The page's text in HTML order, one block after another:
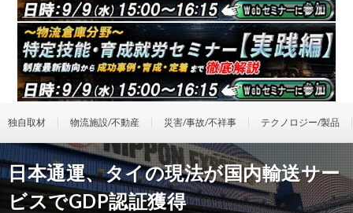
独自取材 物流施設/不動産 災害/事故/不祥事 テクノロジー/製品
日本通運、タイの現法が国内輸送サー
ビスでGDP認証獲得